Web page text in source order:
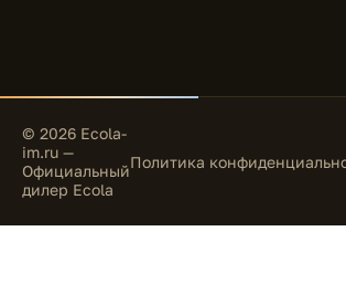
© 2026 Ecola-
im.ru —
Официальный
дилер Ecola
Политика